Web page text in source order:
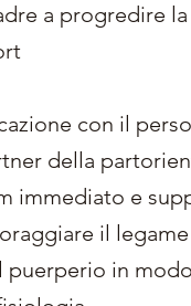
a progredire
con il
della
immediato e
il
puerperio in